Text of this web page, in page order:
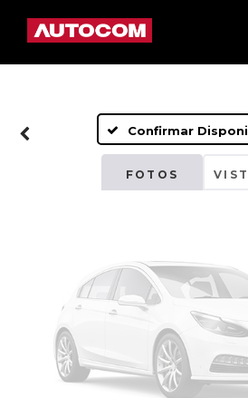
Confirmar
FOTOS
Por favor,